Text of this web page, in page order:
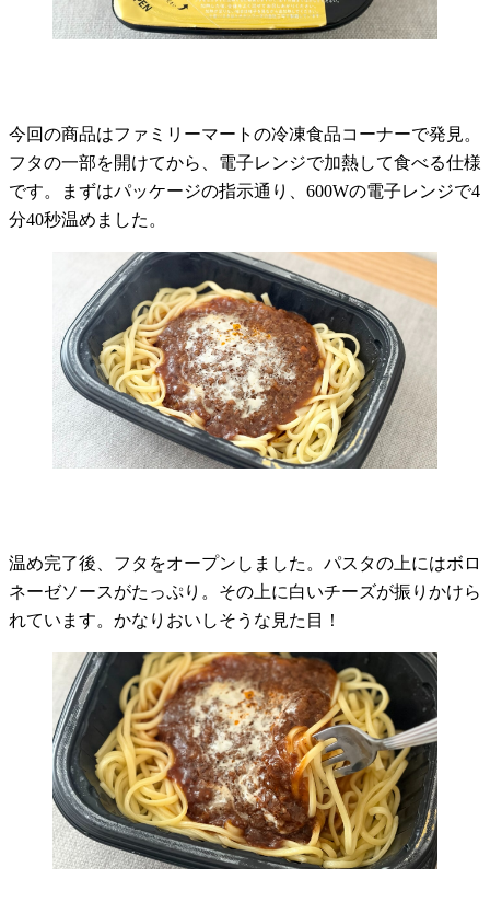
今回の商品はファミリーマートの冷凍食品コーナーで発見。
フタの一部を開けてから、電子レンジで加熱して食べる仕様
です。まずはパッケージの指示通り、600Wの電子レンジで4
分40秒温めました。
温め完了後、フタをオープンしました。パスタの上にはボロ
ネーゼソースがたっぷり。その上に白いチーズが振りかけら
れています。かなりおいしそうな見た目！